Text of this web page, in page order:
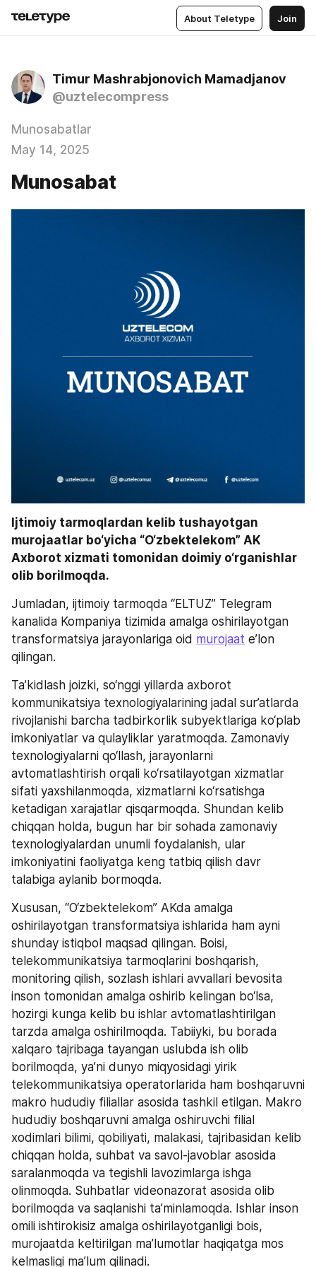
About Teletype Join
Timur Mashrabjonovich Mamadjanov
@uztelecompress
Munosabatlar
May 14, 2025
Munosabat
Ijtimoiy tarmoqlardan kelib tushayotgan
murojaatlar bo‘yicha “O‘zbektelekom” AK
Axborot xizmati tomonidan doimiy o‘rganishlar
olib borilmoqda.
Jumladan, ijtimoiy tarmoqda “ELTUZ” Telegram
kanalida Kompaniya tizimida amalga oshirilayotgan
transformatsiya jarayonlariga oid murojaat e’lon
qilingan.
Ta’kidlash joizki, so‘nggi yillarda axborot
kommunikatsiya texnologiyalarining jadal sur’atlarda
rivojlanishi barcha tadbirkorlik subyektlariga ko‘plab
imkoniyatlar va qulayliklar yaratmoqda. Zamonaviy
texnologiyalarni qo‘llash, jarayonlarni
avtomatlashtirish orqali ko‘rsatilayotgan xizmatlar
sifati yaxshilanmoqda, xizmatlarni ko‘rsatishga
ketadigan xarajatlar qisqarmoqda. Shundan kelib
chiqqan holda, bugun har bir sohada zamonaviy
texnologiyalardan unumli foydalanish, ular
imkoniyatini faoliyatga keng tatbiq qilish davr
talabiga aylanib bormoqda.
Xususan, “O‘zbektelekom” AKda amalga
oshirilayotgan transformatsiya ishlarida ham ayni
shunday istiqbol maqsad qilingan. Boisi,
telekommunikatsiya tarmoqlarini boshqarish,
monitoring qilish, sozlash ishlari avvallari bevosita
inson tomonidan amalga oshirib kelingan bo‘lsa,
hozirgi kunga kelib bu ishlar avtomatlashtirilgan
tarzda amalga oshirilmoqda. Tabiiyki, bu borada
xalqaro tajribaga tayangan uslubda ish olib
borilmoqda, ya’ni dunyo miqyosidagi yirik
telekommunikatsiya operatorlarida ham boshqaruvni
makro hududiy filiallar asosida tashkil etilgan. Makro
hududiy boshqaruvni amalga oshiruvchi filial
xodimlari bilimi, qobiliyati, malakasi, tajribasidan kelib
chiqqan holda, suhbat va savol-javoblar asosida
saralanmoqda va tegishli lavozimlarga ishga
olinmoqda. Suhbatlar videonazorat asosida olib
borilmoqda va saqlanishi ta’minlamoqda. Ishlar inson
omili ishtirokisiz amalga oshirilayotganligi bois,
murojaatda keltirilgan ma’lumotlar haqiqatga mos
kelmasligi ma’lum qilinadi.